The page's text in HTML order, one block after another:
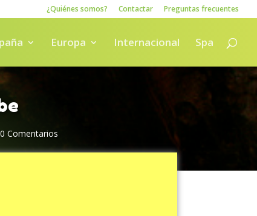
¿Quiénes somos? Contactar Preguntas frecuentes
Europa Internacional Spa
0 Comentarios